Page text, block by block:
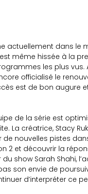
actuellement dans le
même hissée à la
les plus vus.
officialisé le
est de bon augure
de la série est
La créatrice, Stacy
de nouvelles pistes
2 et découvrir la
show Sarah Shahi,
son envie de
d’interpréter ce